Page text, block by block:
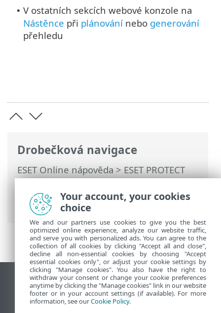
Drobečková navigace
ESET Online nápověda>ESET PROTECT
On-Prem>Používání ESET PROTECT On-
Prem>Hlavní menu ESET PROTECT On-
Prem> Spravovaní zákazníci
• V ostatních sekcích webové konzole na
Nástěnce při plánování nebo generování
přehledu
Zobrazit verzi pro počítač
End of Life
ESET Databáze znalostí
Your account, your cookies
choice
We and our partners use cookies to give you the best
optimized online experience, analyze our website traffic,
and serve you with personalized ads. You can agree to the
collection of all cookies by clicking "Accept all and close",
decline all non-essential cookies by choosing "Accept
essential cookies only", or adjust your cookie settings by
clicking "Manage cookies". You also have the right to
withdraw your consent or change your cookie preferences
anytime by clicking the "Manage cookies" link in our website
footer or in your account settings (if available). For more
information, see ourCookie Policy.